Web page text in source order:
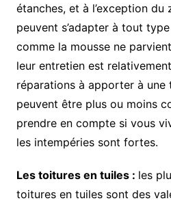
étanches, et à l’exception
peuvent s’adapter à tout
comme la mousse ne
leur entretien est
réparations à apporter à une
peuvent être plus ou moins
prendre en compte si vous
les intempéries sont fortes.
Les toitures en tuiles : les
toitures en tuiles sont des